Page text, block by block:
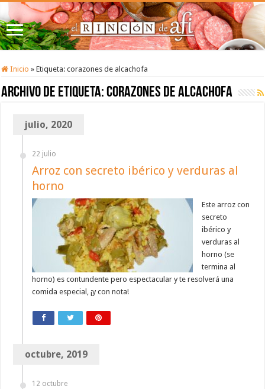
Inicio » Etiqueta:corazones de alcachofa
Archivo de etiqueta:corazones de alcachofa
julio, 2020
22 julio
Arroz con secreto ibérico y verduras al
horno
Este arroz con
secreto
ibérico y
verduras al
horno (se
termina al
horno) es contundente pero espectacular y te resolverá una
comida especial, ¡y con nota!
octubre, 2019
12 octubre